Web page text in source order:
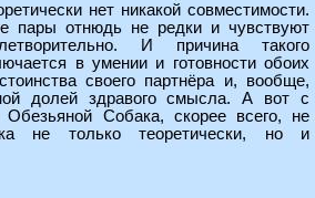
нет никакой совместимости.
пары отнюдь не редки и чувствуют
И причина такого
в умении и готовности обоих
своего партнёра и, вообще,
долей здравого смысла. А вот с
Собака, скорее всего, не
не только теоретически, но и